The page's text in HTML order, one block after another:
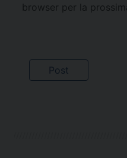
browser per la